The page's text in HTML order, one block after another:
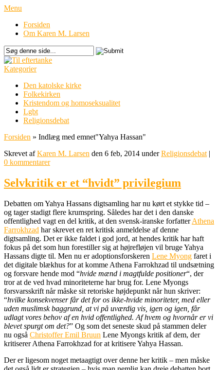
Menu
Forsiden
Om Karen M. Larsen
Kategorier
Den katolske kirke
Folkekirken
Kristendom og homoseksualitet
Lgbt
Religionsdebat
Forsiden » Indlæg med emnet"Yahya Hassan"
Skrevet afKaren M. Larsen den 6 feb, 2014 underReligionsdebat |
0 kommentarer
Selvkritik er et “hvidt” privilegium
Debatten om Yahya Hassans digtsamling har nu kørt et stykke tid –
og tager stadigt flere krumspring. Således har det i den danske
offentlighed vagt en del kritik, at den svensk-iranske forfatterAthena
Farrokhzad har skrevet en ret kritisk anmeldelse af denne
digtsamling. Det er ikke faldet i god jord, at hendes kritik har haft
fokus på det som hun forestiller sig at højrefløjen vil bruge Yahya
Hassans digte til. Men nu er adoptionsforskeren Lene Myong faret i
det digitale blækhus for at komme Athena Farrokhzad til undsætning
og forsvare hende mod “hvide mænd i magtfulde positioner“, der
tror at de ved hvad minoriteterne har brug for. Lene Myongs
forsvarsskrift når måske sit retoriske højdepunkt når hun skriver:
“hvilke konsekvenser får det for os ikke-hvide minoriteter, med eller
uden muslimsk baggrund, at vi på uværdig vis, igen og igen, får
udlagt vores behov af en hvid offentlighed. Af hvem og hvornår er vi
blevet spurgt om det?” Og som det seneste skud på stammen deler
nu også Christoffer Emil Bruun Lene Myongs kritik af dem, der
kritiserer Athena Farrokhzad for at kritisere Yahya Hassan.
Der er ligesom noget metaagtigt over denne her kritik – men måske